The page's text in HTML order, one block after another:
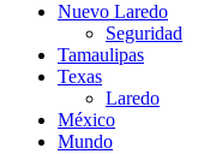
Nuevo Laredo
Seguridad
Tamaulipas
Texas
Laredo
México
Mundo